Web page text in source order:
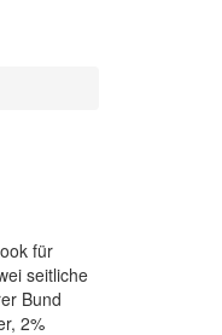
für
seitliche
Bund
2%